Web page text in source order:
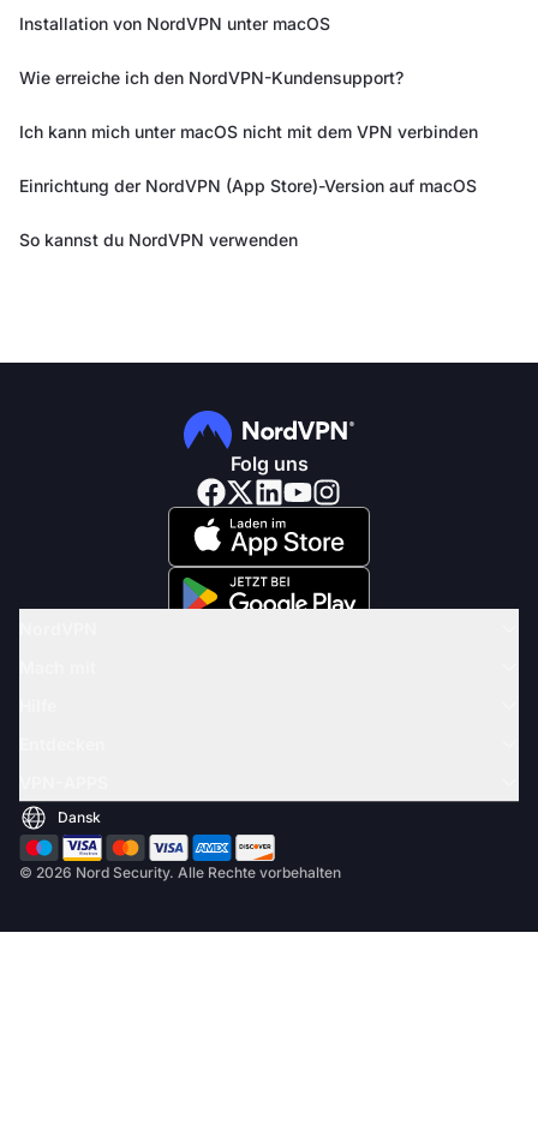
Installation von NordVPN unter macOS
Wie erreiche ich den NordVPN-Kundensupport?
Ich kann mich unter macOS nicht mit dem VPN verbinden
Einrichtung der NordVPN (App Store)-Version auf macOS
So kannst du NordVPN verwenden
Folg uns
© 2026 Nord Security. Alle Rechte vorbehalten